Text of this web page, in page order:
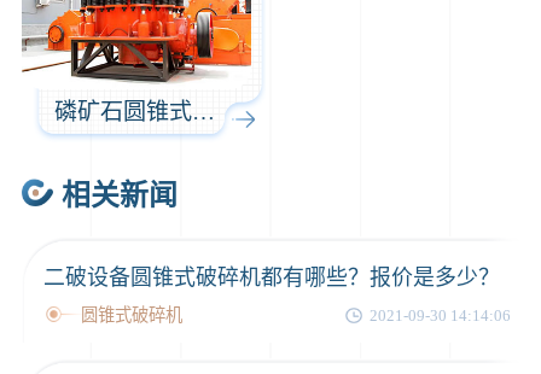
磷矿石圆锥式破碎机
相关新闻
二破设备圆锥式破碎机都有哪些？报价是多少？
圆锥式破碎机 2021-09-30 14:14:06